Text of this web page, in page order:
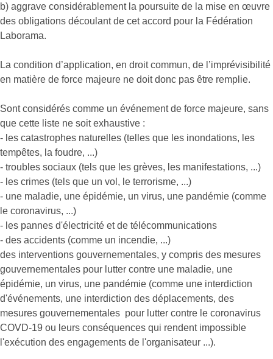
b) aggrave considérablement la poursuite de la mise en œuvre
des obligations découlant de cet accord pour la Fédération
Laborama.
La condition d’application, en droit commun, de l’imprévisibilité
en matière de force majeure ne doit donc pas être remplie.
Sont considérés comme un événement de force majeure, sans
que cette liste ne soit exhaustive :
- les catastrophes naturelles (telles que les inondations, les
tempêtes, la foudre, ...)
- troubles sociaux (tels que les grèves, les manifestations, ...)
- les crimes (tels que un vol, le terrorisme, ...)
- une maladie, une épidémie, un virus, une pandémie (comme
le coronavirus, ...)
- les pannes d'électricité et de télécommunications
- des accidents (comme un incendie, ...)
des interventions gouvernementales, y compris des mesures
gouvernementales pour lutter contre une maladie, une
épidémie, un virus, une pandémie (comme une interdiction
d'événements, une interdiction des déplacements, des
mesures gouvernementales pour lutter contre le coronavirus
COVD-19 ou leurs conséquences qui rendent impossible
l'exécution des engagements de l'organisateur ...).